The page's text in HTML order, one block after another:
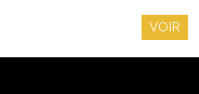
VOIR